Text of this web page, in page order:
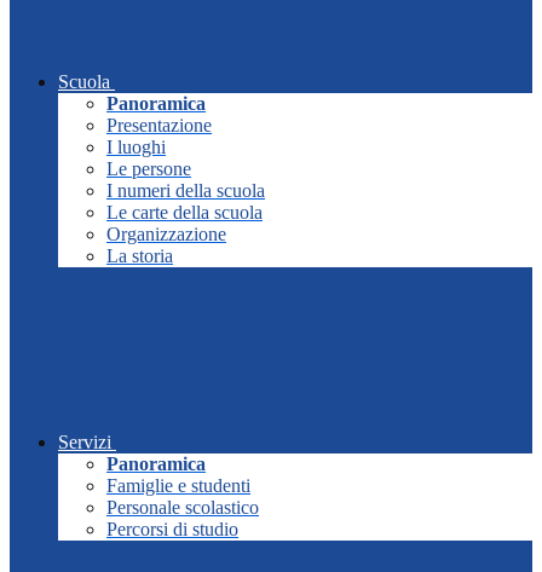
Scuola
Panoramica
Presentazione
I luoghi
Le persone
I numeri della scuola
Le carte della scuola
Organizzazione
La storia
Servizi
Panoramica
Famiglie e studenti
Personale scolastico
Percorsi di studio